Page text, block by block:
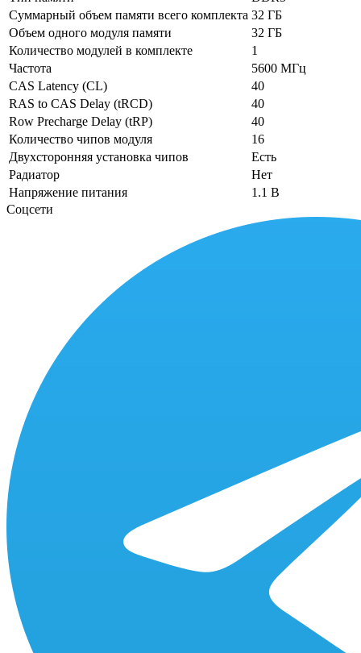
Суммарный объем памяти всего комплекта 32 ГБ
Объем одного модуля памяти
32 ГБ
Количество модулей в комплекте
1
Частота
5600 МГц
CAS Latency (CL)
40
RAS to CAS Delay (tRCD)
40
Row Precharge Delay (tRP)
40
Количество чипов модуля
16
Двухсторонняя установка чипов
Есть
Радиатор
Нет
Напряжение питания
1.1 В
Соцсети